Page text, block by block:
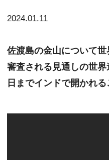
2024.01.11
佐渡島の金山について
審査される見通しの世
日までインドで開かれる